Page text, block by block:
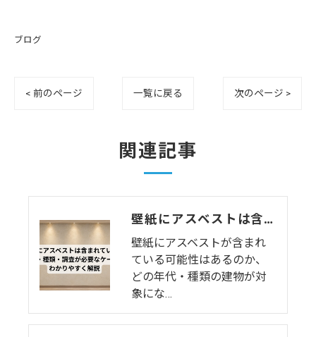
ブログ
< 前のページ 一覧に戻る 次のページ >
関連記事
壁紙にアスベストは含まれている？年代・種類・調査が必要なケースをわかりやすく解説
壁紙にアスベストが含まれ
ている可能性はあるのか、
どの年代・種類の建物が対
象にな…